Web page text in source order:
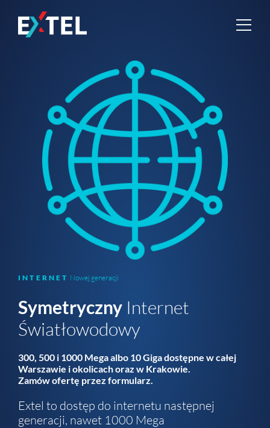
INTERNET Nowej generacji
Symetryczny Internet
Światłowodowy
300, 500 i 1000 Mega albo 10 Giga dostępne w całej
Warszawie i okolicach oraz w Krakowie.
Zamów ofertę przez formularz.
Extel to dostęp do internetu następnej
generacji, nawet 1000 Mega